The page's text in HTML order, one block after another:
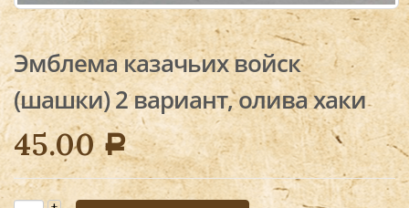
Эмблема казачьих войск
(шашки) 2 вариант, олива хаки
45.00Р